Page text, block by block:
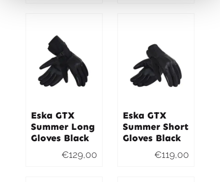
Eska GTX
Summer Long
Gloves Black
€129,00
Eska GTX
Summer Short
Gloves Black
€119,00